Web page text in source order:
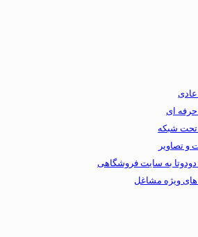
ای
شبکه
و تصاویر
دودوتا به سایت فروشگاهی
ویژه مشاغل